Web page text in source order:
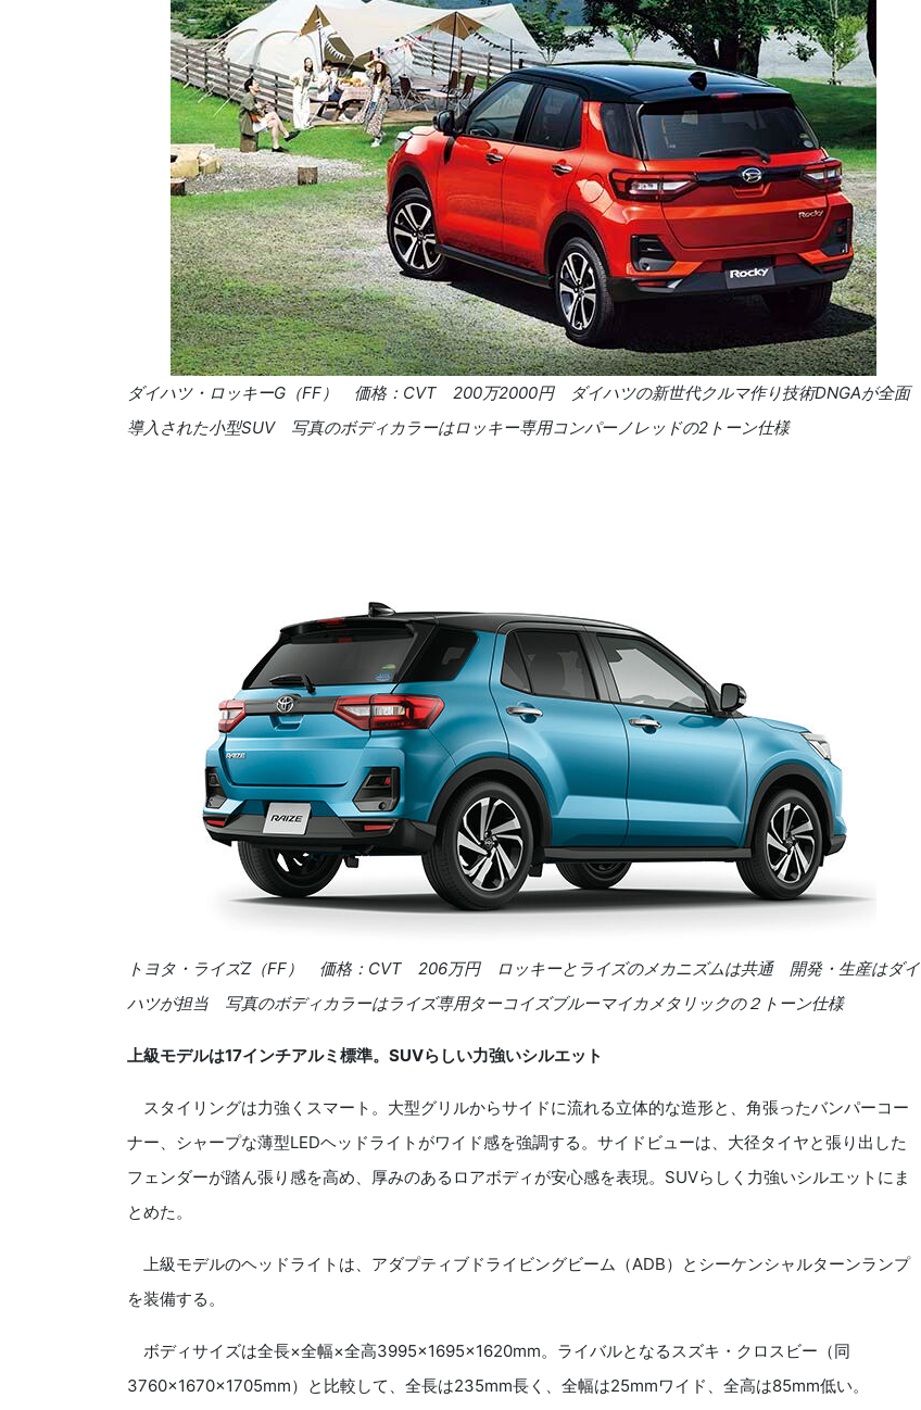
ダイハツ・ロッキーG（FF） 価格：CVT 200万2000円 ダイハツの新世代クルマ作り技術DNGAが全面
導入された小型SUV 写真のボディカラーはロッキー専用コンパーノレッドの2トーン仕様
トヨタ・ライズZ（FF） 価格：CVT 206万円 ロッキーとライズのメカニズムは共通 開発・生産はダイ
ハツが担当 写真のボディカラーはライズ専用ターコイズブルーマイカメタリックの２トーン仕様
上級モデルは17インチアルミ標準。SUVらしい力強いシルエット
スタイリングは力強くスマート。大型グリルからサイドに流れる立体的な造形と、角張ったバンパーコー
ナー、シャープな薄型LEDヘッドライトがワイド感を強調する。サイドビューは、大径タイヤと張り出した
フェンダーが踏ん張り感を高め、厚みのあるロアボディが安心感を表現。SUVらしく力強いシルエットにま
とめた。
上級モデルのヘッドライトは、アダプティブドライビングビーム（ADB）とシーケンシャルターンランプ
を装備する。
ボディサイズは全長×全幅×全高3995×1695×1620mm。ライバルとなるスズキ・クロスビー（同
3760×1670×1705mm）と比較して、全長は235mm長く、全幅は25mmワイド、全高は85mm低い。